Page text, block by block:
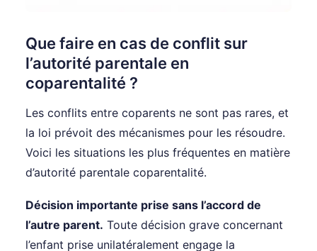
Que faire en cas de conflit sur
l’autorité parentale en
coparentalité ?
Les conflits entre coparents ne sont pas rares, et
la loi prévoit des mécanismes pour les résoudre.
Voici les situations les plus fréquentes en matière
d’autorité parentale coparentalité.
Décision importante prise sans l’accord de
l’autre parent. Toute décision grave concernant
l’enfant prise unilatéralement engage la